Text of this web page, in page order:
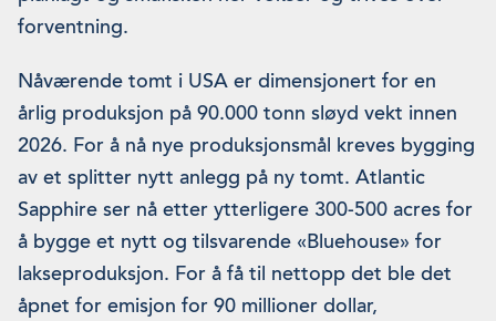
forventning.
Nåværende tomt i USA er dimensjonert for en
årlig produksjon på 90.000 tonn sløyd vekt innen
2026. For å nå nye produksjonsmål kreves bygging
av et splitter nytt anlegg på ny tomt. Atlantic
Sapphire ser nå etter ytterligere 300-500 acres for
å bygge et nytt og tilsvarende «Bluehouse» for
lakseproduksjon. For å få til nettopp det ble det
åpnet for emisjon for 90 millioner dollar,